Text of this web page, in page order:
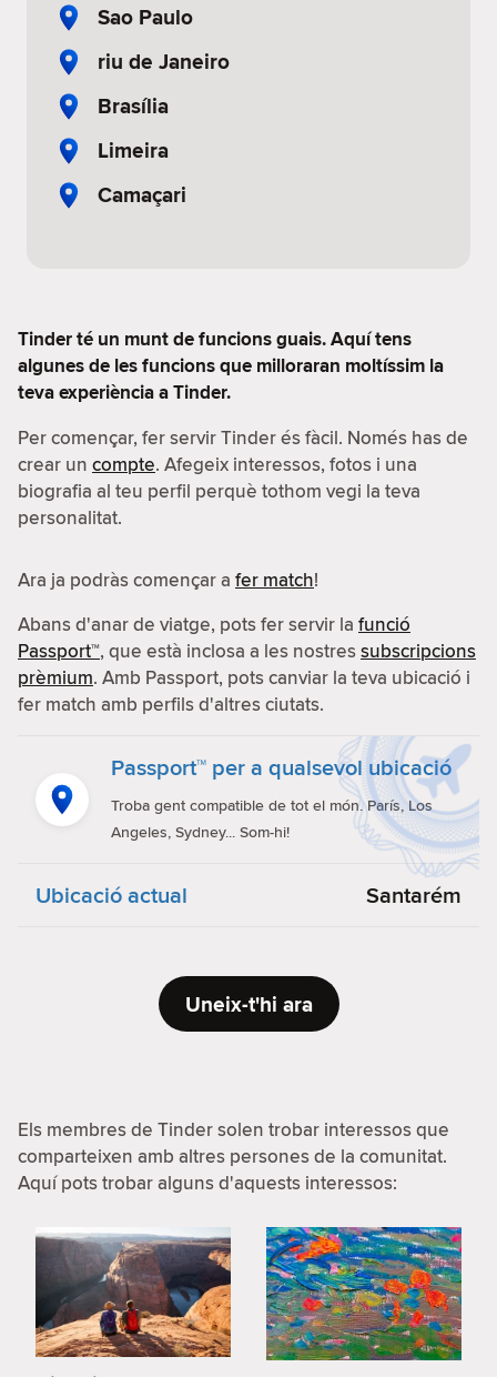
Sao Paulo
riu de Janeiro
Brasília
Limeira
Camaçari
Tinder té un munt de funcions guais. Aquí tens
algunes de les funcions que milloraran moltíssim la
teva experiència a Tinder.
Per començar, fer servir Tinder és fàcil. Només has de
crear un compte. Afegeix interessos, fotos i una
biografia al teu perfil perquè tothom vegi la teva
personalitat.
Ara ja podràs començar a fer match!
Abans d'anar de viatge, pots fer servir la funció
Passport™, que està inclosa a les nostressubscripcions
prèmium. Amb Passport, pots canviar la teva ubicació i
fer match amb perfils d'altres ciutats.
Passport™ per a qualsevol ubicació
Troba gent compatible de tot el món. París, Los
Angeles, Sydney... Som-hi!
Ubicació actual Santarém
Uneix-t'hi ara
Els membres de Tinder solen trobar interessos que
comparteixen amb altres persones de la comunitat.
Aquí pots trobar alguns d'aquests interessos: